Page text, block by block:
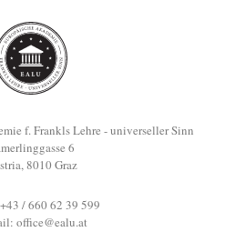
f. Frankls Lehre - universeller Sinn
6
8010 Graz
/ 660 62 39 599
office@ealu.at